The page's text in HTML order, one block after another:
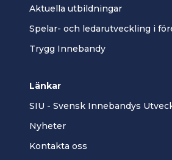
Aktuella utbildningar
Spelar- och ledarutveckling i
Trygg Innebandy
Länkar
SIU - Svensk Innebandys
Nyheter
Kontakta oss